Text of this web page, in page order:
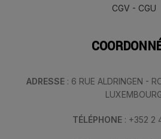
CGV - CGU
ADRESSE : 6 RUE ALDRINGEN -
TÉLÉPHONE : +352 2